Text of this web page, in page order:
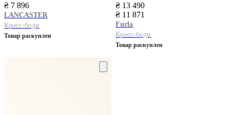
₴ 7 896
LANCASTER
Кросс-боди
Товар раскуплен
₴ 13 490
₴ 11 871
Furla
Кросс-боди
Товар раскуплен